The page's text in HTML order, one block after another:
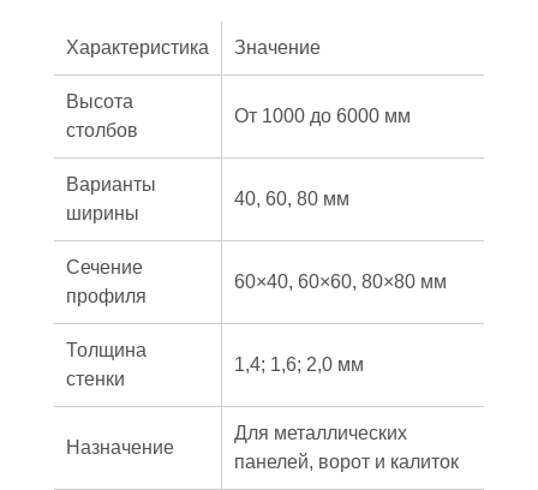
Характеристика Значение
Высота
столбов
От 1000 до 6000 мм
Варианты
ширины
40, 60, 80 мм
Сечение
профиля
60×40, 60×60, 80×80 мм
Толщина
стенки
1,4; 1,6; 2,0 мм
Назначение
Для металлических
панелей, ворот и калиток